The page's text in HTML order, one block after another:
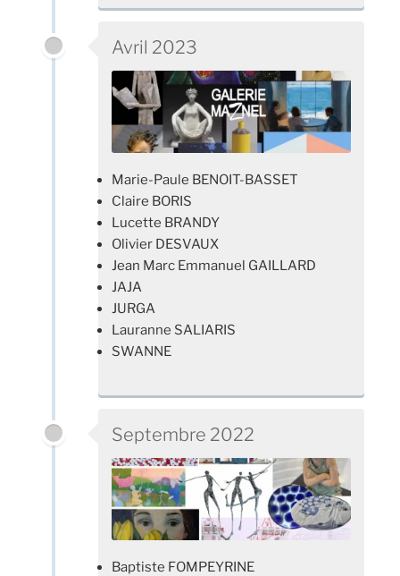
Avril 2023
Marie-Paule BENOIT-BASSET
Claire BORIS
Lucette BRANDY
Olivier DESVAUX
Jean Marc Emmanuel GAILLARD
JAJA
JURGA
Lauranne SALIARIS
SWANNE
Septembre 2022
Baptiste FOMPEYRINE